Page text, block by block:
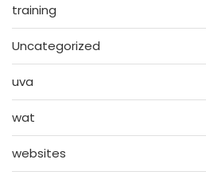
training
Uncategorized
uva
wat
websites